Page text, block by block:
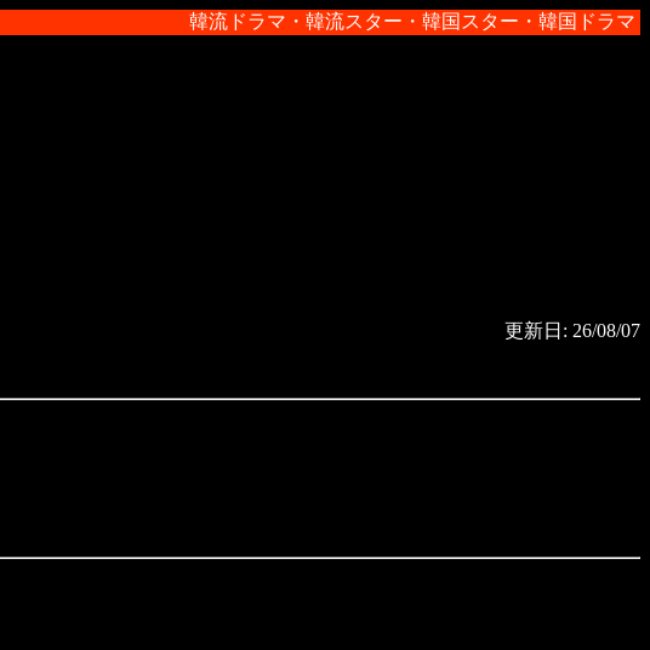
韓流ドラマ・韓流スター・韓国スター・韓国ドラマ・韓
更新日: 26/08/07